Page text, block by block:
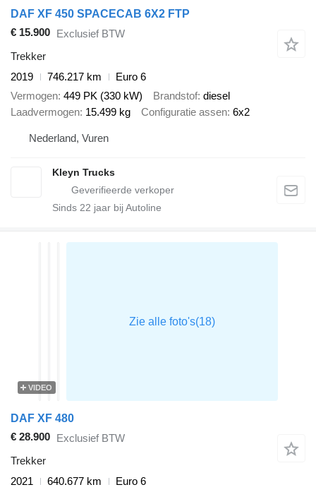
DAF XF 450 SPACECAB 6X2 FTP
€ 15.900 Exclusief BTW
Trekker
2019
746.217 km
Euro 6
Vermogen 449 PK (330 kW) Brandstof diesel
Laadvermogen 15.499 kg Configuratie assen 6x2
Nederland, Vuren
Kleyn Trucks
Sinds 22 jaar bij Autoline
VIDEO
DAF XF 480
€ 28.900 Exclusief BTW
Trekker
2021
640.677 km
Euro 6